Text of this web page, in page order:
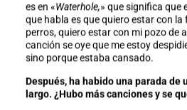
es en «Waterhole,» que significa que
que habla es que quiero estar con
perros, quiero estar con mi pozo de
canción se oye que me estoy
sino porque estaba cansado.
Después, ha habido una parada de
largo. ¿Hubo más canciones y se